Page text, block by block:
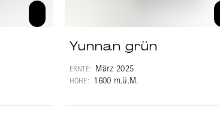
Yunnan grün
ERNTE: März 2025
HÖHE: 1600 m.ü.M.